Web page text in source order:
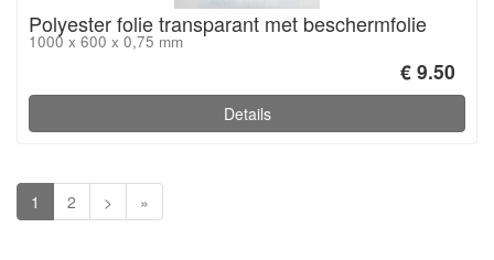
Polyester folie transparant met beschermfolie
1000 x 600 x 0,75 mm
€ 9.50
Details
1 2 > »